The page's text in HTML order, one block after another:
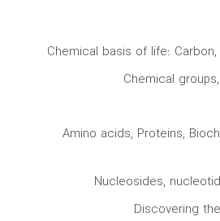
Chemical basis of life:
Chemical
Amino acids, Proteins,
Nucleosides,
Discovering